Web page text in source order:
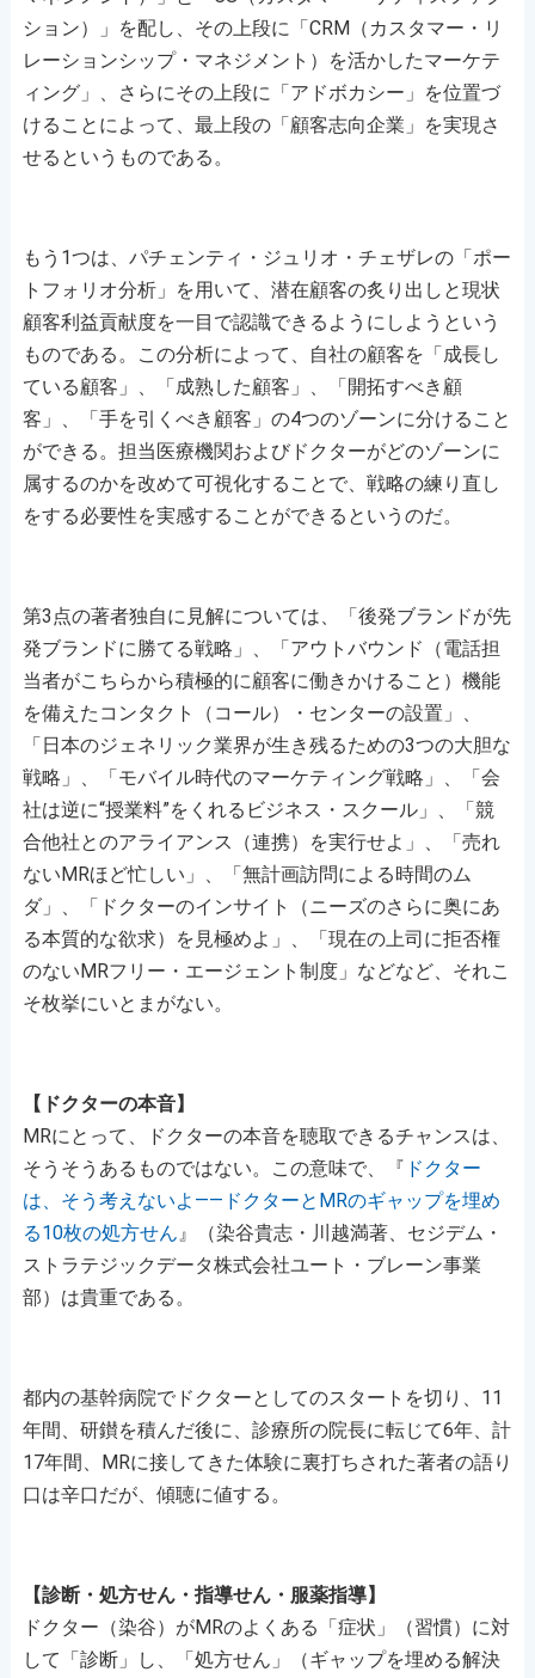
ション）」を配し、その上段に「CRM（カスタマー・リ
レーションシップ・マネジメント）を活かしたマーケテ
ィング」、さらにその上段に「アドボカシー」を位置づ
けることによって、最上段の「顧客志向企業」を実現さ
せるというものである。
もう1つは、パチェンティ・ジュリオ・チェザレの「ポー
トフォリオ分析」を用いて、潜在顧客の炙り出しと現状
顧客利益貢献度を一目で認識できるようにしようという
ものである。この分析によって、自社の顧客を「成長し
ている顧客」、「成熟した顧客」、「開拓すべき顧
客」、「手を引くべき顧客」の4つのゾーンに分けること
ができる。担当医療機関およびドクターがどのゾーンに
属するのかを改めて可視化することで、戦略の練り直し
をする必要性を実感することができるというのだ。
第3点の著者独自に見解については、「後発ブランドが先
発ブランドに勝てる戦略」、「アウトバウンド（電話担
当者がこちらから積極的に顧客に働きかけること）機能
を備えたコンタクト（コール）・センターの設置」、
「日本のジェネリック業界が生き残るための3つの大胆な
戦略」、「モバイル時代のマーケティング戦略」、「会
社は逆に“授業料”をくれるビジネス・スクール」、「競
合他社とのアライアンス（連携）を実行せよ」、「売れ
ないMRほど忙しい」、「無計画訪問による時間のム
ダ」、「ドクターのインサイト（ニーズのさらに奥にあ
る本質的な欲求）を見極めよ」、「現在の上司に拒否権
のないMRフリー・エージェント制度」などなど、それこ
そ枚挙にいとまがない。
【ドクターの本音】
MRにとって、ドクターの本音を聴取できるチャンスは、
そうそうあるものではない。この意味で、『 ドクター
は、そう考えないよ――ドクターとMRのギャップを埋め
る10枚の処方せん 』（染谷貴志・川越満著、セジデム・
ストラテジックデータ株式会社ユート・ブレーン事業
部）は貴重である。
都内の基幹病院でドクターとしてのスタートを切り、11
年間、研鑚を積んだ後に、診療所の院長に転じて6年、計
17年間、MRに接してきた体験に裏打ちされた著者の語り
口は辛口だが、傾聴に値する。
【診断・処方せん・指導せん・服薬指導】
ドクター（染谷）がMRのよくある「症状」（習慣）に対
して「診断」し、「処方せん」（ギャップを埋める解決